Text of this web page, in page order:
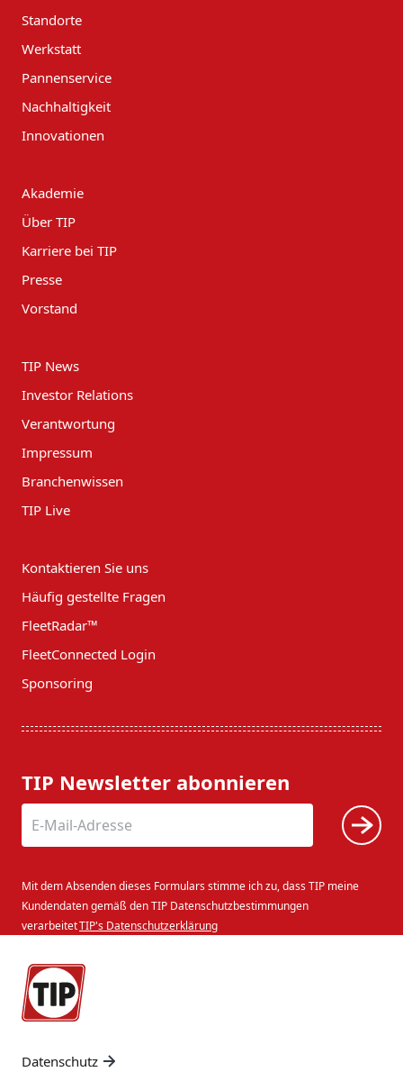
Standorte
Werkstatt
Pannenservice
Nachhaltigkeit
Innovationen
Akademie
Über TIP
Karriere bei TIP
Presse
Vorstand
TIP News
Investor Relations
Verantwortung
Impressum
Branchenwissen
TIP Live
Kontaktieren Sie uns
Häufig gestellte Fragen
FleetRadar™
FleetConnected Login
Sponsoring
TIP Newsletter abonnieren
Mit dem Absenden dieses Formulars stimme ich zu, dass TIP meine
Kundendaten gemäß den TIP Datenschutzbestimmungen
verarbeitetTIP's Datenschutzerklärung
Datenschutz